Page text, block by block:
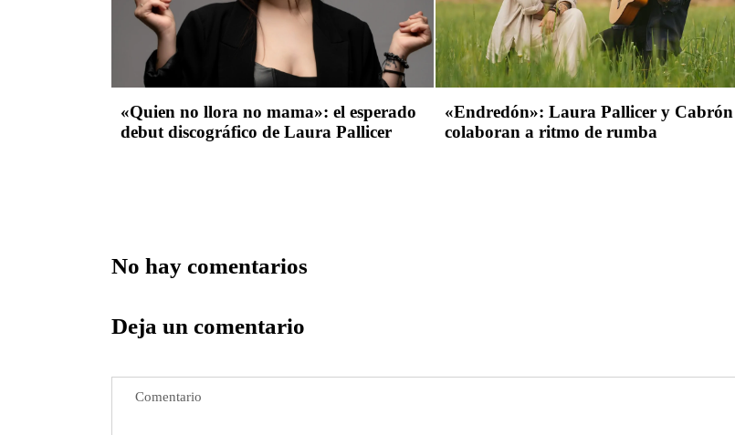
«Quien no llora no mama»: el esperado
debut discográfico de Laura Pallicer
«Endredón»: Laura Pallicer y Cabrón
colaboran a ritmo de rumba
No hay comentarios
Deja un comentario